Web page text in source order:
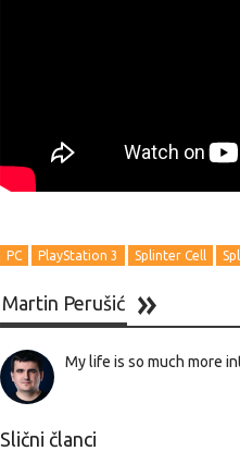
PC PlayStation 3 Splinter Cell
Martin Perušić
My life is so much more
Slični članci